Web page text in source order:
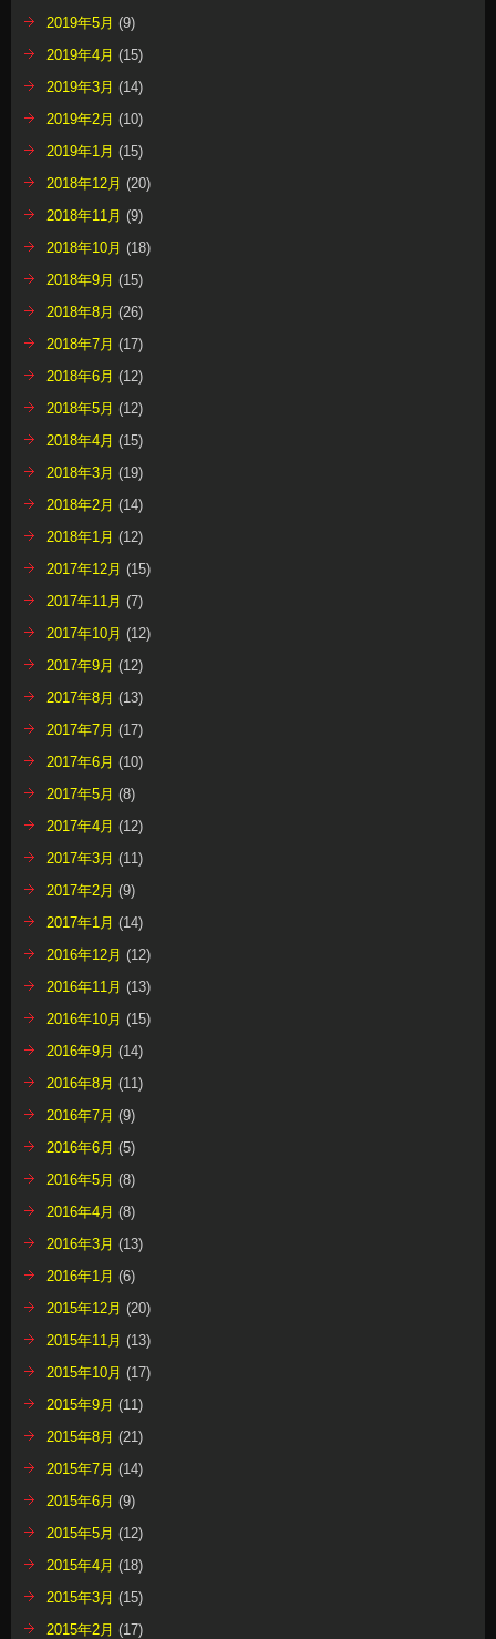
2019年5月 (9)
2019年4月 (15)
2019年3月 (14)
2019年2月 (10)
2019年1月 (15)
2018年12月 (20)
2018年11月 (9)
2018年10月 (18)
2018年9月 (15)
2018年8月 (26)
2018年7月 (17)
2018年6月 (12)
2018年5月 (12)
2018年4月 (15)
2018年3月 (19)
2018年2月 (14)
2018年1月 (12)
2017年12月 (15)
2017年11月 (7)
2017年10月 (12)
2017年9月 (12)
2017年8月 (13)
2017年7月 (17)
2017年6月 (10)
2017年5月 (8)
2017年4月 (12)
2017年3月 (11)
2017年2月 (9)
2017年1月 (14)
2016年12月 (12)
2016年11月 (13)
2016年10月 (15)
2016年9月 (14)
2016年8月 (11)
2016年7月 (9)
2016年6月 (5)
2016年5月 (8)
2016年4月 (8)
2016年3月 (13)
2016年1月 (6)
2015年12月 (20)
2015年11月 (13)
2015年10月 (17)
2015年9月 (11)
2015年8月 (21)
2015年7月 (14)
2015年6月 (9)
2015年5月 (12)
2015年4月 (18)
2015年3月 (15)
2015年2月 (17)